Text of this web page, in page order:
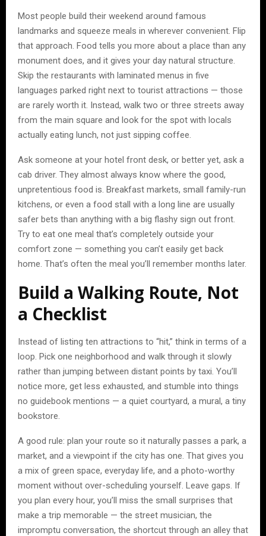
Most people build their weekend around famous
landmarks and squeeze meals in wherever convenient. Flip
that approach. Food tells you more about a place than any
monument does, and it gives your day natural structure.
Skip the restaurants with laminated menus in five
languages parked right next to tourist attractions — those
are rarely worth it. Instead, walk two or three streets away
from the main square and look for the spot with locals
actually eating lunch, not just sipping coffee.
Ask someone at your hotel front desk, or better yet, ask a
cab driver. They almost always know where the good,
unpretentious food is. Breakfast markets, small family-run
kitchens, or even a food stall with a long line are usually
safer bets than anything with a big flashy sign out front.
Try to eat one meal that’s completely outside your
comfort zone — something you can’t easily get back
home. That’s often the meal you’ll remember months later.
Build a Walking Route, Not
a Checklist
Instead of listing ten attractions to “hit,” think in terms of a
loop. Pick one neighborhood and walk through it slowly
rather than jumping between distant points by taxi. You’ll
notice more, get less exhausted, and stumble into things
no guidebook mentions — a quiet courtyard, a mural, a tiny
bookstore.
A good rule: plan your route so it naturally passes a park, a
market, and a viewpoint if the city has one. That gives you
a mix of green space, everyday life, and a photo-worthy
moment without over-scheduling yourself. Leave gaps. If
you plan every hour, you’ll miss the small surprises that
make a trip memorable — the street musician, the
impromptu conversation, the shortcut through an alley that